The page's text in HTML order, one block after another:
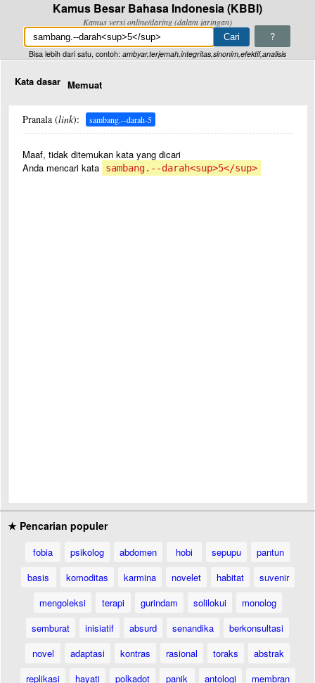
Kamus Besar Bahasa Indonesia (KBBI)
Kamus versi online/daring (dalam jaringan)
?
Bisa lebih dari satu, contoh: ambyar,terjemah,integritas,sinonim,efektif,analisis
Kata dasar Memuat
Pranala (link): sambang.--darah-5
Maaf, tidak ditemukan kata yang dicari
Anda mencari kata
sambang.--darah<sup>5</sup>
★ Pencarian populer
fobia psikolog abdomen hobi sepupu
pantun
basis
komoditas karmina novelet habitat
suvenir
mengoleksi
terapi gurindam solilokui
monolog
semburat
inisiatif absurd senandika
berkonsultasi
novel
adaptasi kontras rasional toraks
abstrak
replikasi
hayati polkadot panik antologi
membran